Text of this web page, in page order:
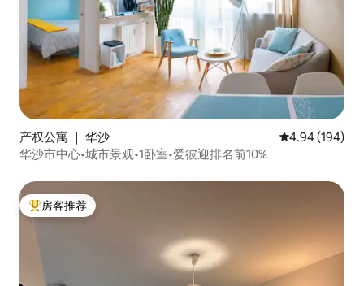
产权公寓 ｜ 华沙 平均评分 4.94
4.94 (194)
华沙市中心•城市景观•1卧室•爱彼迎排名前10%
热门「房客推荐」
房客推荐